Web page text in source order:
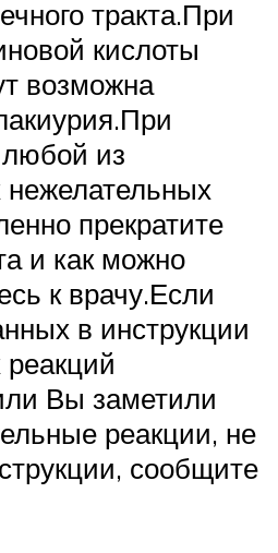
тракта.При
кислоты
возможна
из
прекратите
и как можно
к врачу.Если
в инструкции
Вы заметили
реакции, не
сообщите